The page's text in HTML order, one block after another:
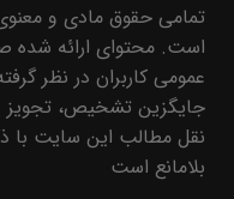
تمامی حقوق مادی و
است. محتوای ارائه شده
عمومی کاربران در نظر
جایگزین تشخیص،
نقل مطالب این سایت با
بلامانع است